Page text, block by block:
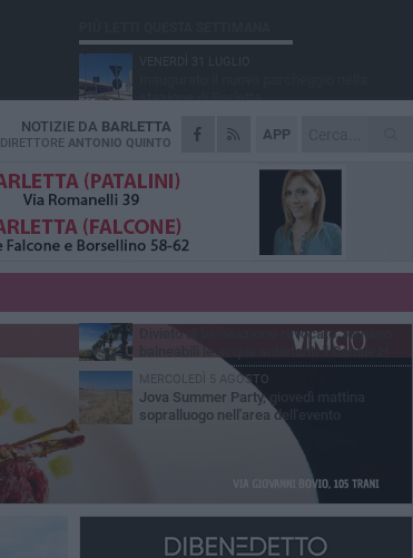
APP
NOTIZIE DA BARLETTA
DIRETTORE ANTONIO QUINTO
stazione di Barletta
MERCOLEDÌ 5 AGOSTO
Barletta piange Gioacchino Dagnello:
GIOVEDÌ 30 LUGLIO
Rapina all'Ipercoop di Barletta: nel mirino la
gioielleria, banditi in fuga
DOMENICA 2 AGOSTO
Beni confiscati alla mafia. Nasce il servizio
VENERDÌ 31 LUGLIO
Divieto di balneazione revocato, tornano
balneabili le acque antistanti il Canale H
MERCOLEDÌ 5 AGOSTO
Jova Summer Party, giovedì mattina
sopralluogo nell'area dell'evento